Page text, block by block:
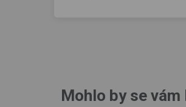
Mohlo by se